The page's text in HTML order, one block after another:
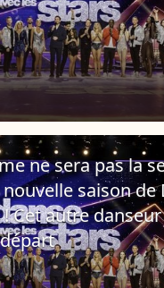
ne sera pas la
saison de
Cet autre danseur